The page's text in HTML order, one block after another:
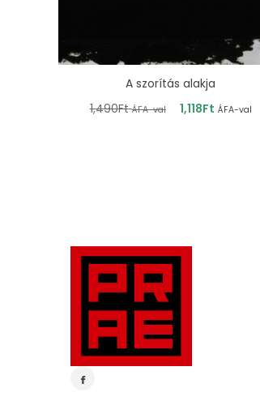
A szorítás alakja
1,490Ft ÁFA-val 1,118Ft ÁFA-val